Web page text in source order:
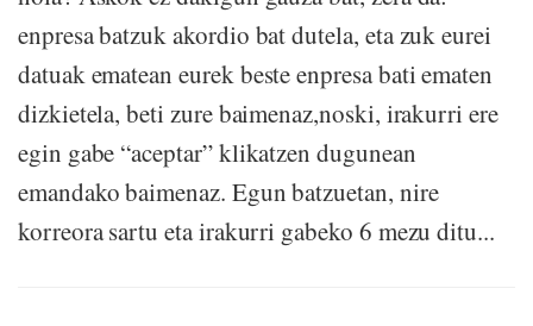
enpresa batzuk akordio bat dutela, eta zuk eurei
datuak ematean eurek beste enpresa bati ematen
dizkietela, beti zure baimenaz,noski, irakurri ere
egin gabe “aceptar” klikatzen dugunean
emandako baimenaz. Egun batzuetan, nire
korreora sartu eta irakurri gabeko 6 mezu ditu...